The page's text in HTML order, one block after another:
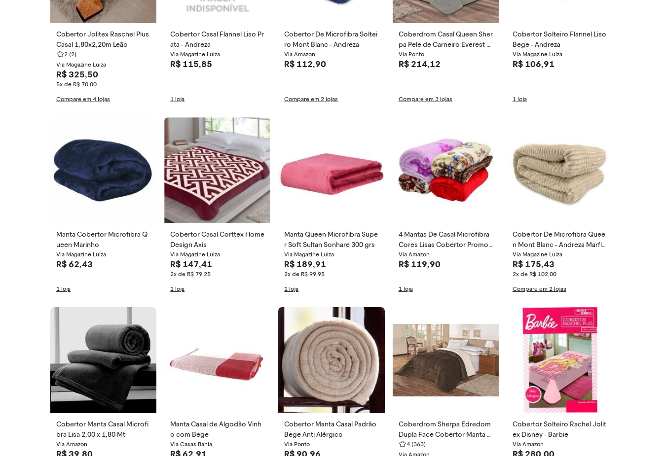
Cobertor Jolitex Raschel Plus
Casal 1,80x2,20m Leão
2 (2)
Via Magazine Luiza
R$ 325,50
5x de R$ 70,00
Compare em 4 lojas
Cobertor Casal Flannel Liso Pr
ata - Andreza
Via Magazine Luiza
R$ 115,85
1 loja
Cobertor De Microfibra Soltei
ro Mont Blanc - Andreza
Via Amazon
R$ 112,90
Compare em 2 lojas
Coberdrom Casal Queen Sher
pa Pele de Carneiro Everest 0
1 Peça -
Via Ponto
R$ 214,12
Compare em 3 lojas
Cobertor Solteiro Flannel Liso
Bege - Andreza
Via Magazine Luiza
R$ 106,91
1 loja
Manta Cobertor Microfibra Q
ueen Marinho
Via Magazine Luiza
R$ 62,43
1 loja
Cobertor Casal Corttex Home
Design Axis
Via Magazine Luiza
R$ 147,41
2x de R$ 79,25
1 loja
Manta Queen Microfibra Supe
r Soft Sultan Sonhare 300 grs
Via Magazine Luiza
R$ 189,91
2x de R$ 99,95
1 loja
4 Mantas De Casal Microfibra
Cores Lisas Cobertor Promoç
ão
Via Amazon
R$ 119,90
1 loja
Cobertor De Microfibra Quee
n Mont Blanc - Andreza Marfi
m
Via Magazine Luiza
R$ 175,43
2x de R$ 102,00
Compare em 2 lojas
Cobertor Manta Casal Microfi
bra Lisa 2,00 x 1,80 Mt
Via Amazon
Manta Casal de Algodão Vinh
o com Bege
Via Casas Bahia
Cobertor Manta Casal Padrão
Bege Anti Alérgico
Via Ponto
Coberdrom Sherpa Edredom
Dupla Face Cobertor Manta F
elpuda Liso Cama Casal Quee
4 (363)
Via Amazon
Cobertor Solteiro Rachel Jolit
ex Disney - Barbie
Via Amazon